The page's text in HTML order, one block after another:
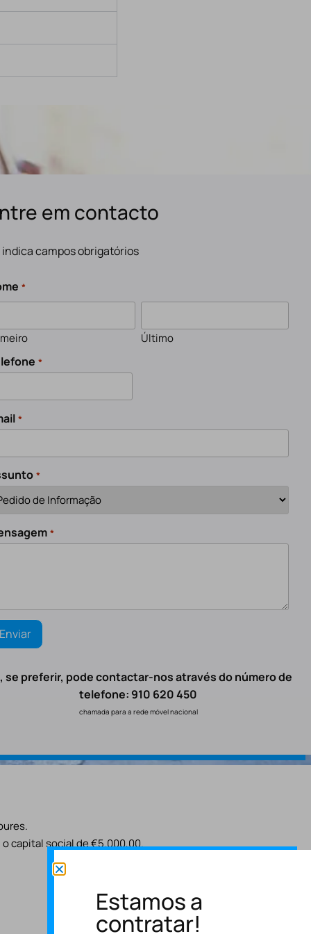
em contacto
indica campos obrigatórios
*
Último
*
*
*
*
se preferir, pode contactar-nos através do número de
telefone: 910 620 450
chamada para a rede móvel nacional
o capital social de €5.000,00.
Estamos a
contratar!